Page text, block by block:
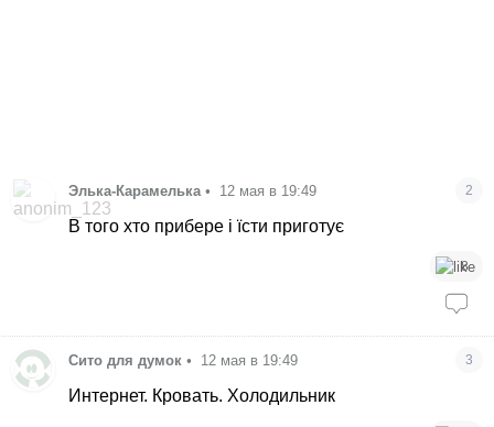
Элька-Карамелька • 12 мая в 19:49 2
В того хто прибере і їсти приготує
8
Сито для думок • 12 мая в 19:49 3
Интернет. Кровать. Холодильник